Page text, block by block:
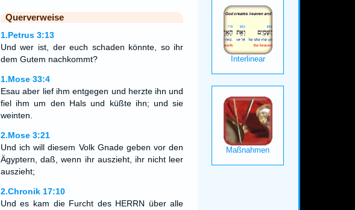
Querverweise
1.Petrus 3:13
Und wer ist, der euch schaden könnte, so ihr
dem Gutem nachkommt?
1.Mose 33:4
Esau aber lief ihm entgegen und herzte ihn und
fiel ihm um den Hals und küßte ihn; und sie
weinten.
2.Mose 3:21
Und ich will diesem Volk Gnade geben vor den
Ägyptern, daß, wenn ihr auszieht, ihr nicht leer
auszieht;
2.Chronik 17:10
Und es kam die Furcht des HERRN über alle